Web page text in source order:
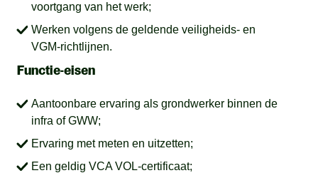
voortgang van het werk;
Werken volgens de geldende veiligheids- en
VGM-richtlijnen.
Functie-eisen
Aantoonbare ervaring als grondwerker binnen de
infra of GWW;
Ervaring met meten en uitzetten;
Een geldig VCA VOL-certificaat;